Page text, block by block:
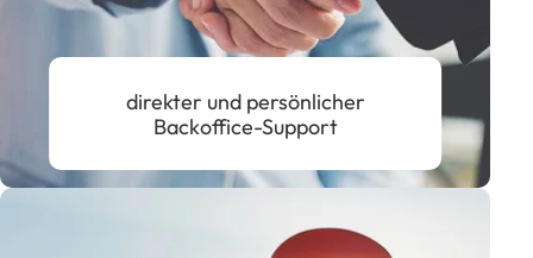
direkter und persönlicher
Backoffice-Support